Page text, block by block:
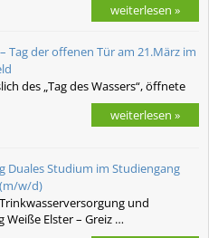
weiterlesen »
Tag der offenen Tür am 21.März im
des „Tag des Wassers“, öffnete
weiterlesen »
Duales Studium im Studiengang
w/d)
und
Weiße Elster – Greiz …